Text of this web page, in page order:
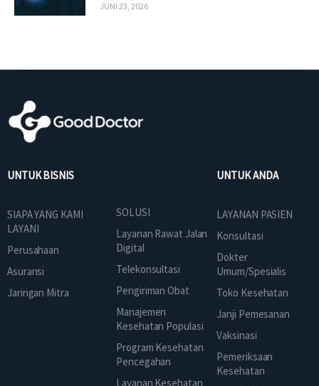
JUNI 23, 2026
UNTUK BISNIS
SIAPA YANG KAMI
LAYANI
Perusahaan
Asuransi
Jaringan Mitra
SOLUSI
Layanan Rawat Jalan
Digital
Telekonsultasi
Pengiriman Obat
Manajemen
Kesehatan Populasi
Program Kesehatan
Pencegahan
Layanan Kesehatan
UNTUK ANDA
LAYANAN PASIEN
Konsultasi
Dokter
Umum/Spesialis
Toko Kesehatan
Janji Pemesanan
Vaksinasi
Pemeriksaan
Kesehatan